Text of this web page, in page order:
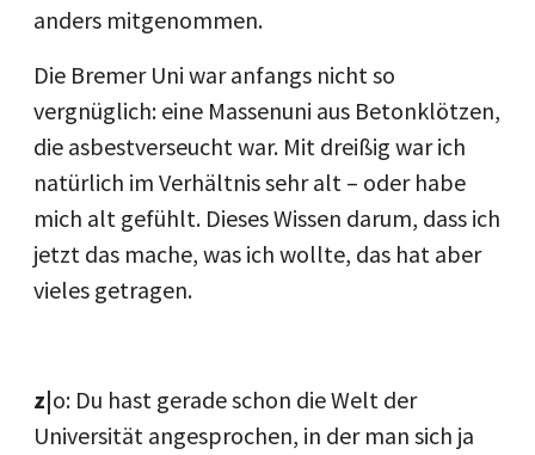
anders mitgenommen.
Die Bremer Uni war anfangs nicht so
vergnüglich: eine Massenuni aus Betonklötzen,
die asbestverseucht war. Mit dreißig war ich
natürlich im Verhältnis sehr alt – oder habe
mich alt gefühlt. Dieses Wissen darum, dass ich
jetzt das mache, was ich wollte, das hat aber
vieles getragen.
z|o: Du hast gerade schon die Welt der
Universität angesprochen, in der man sich ja